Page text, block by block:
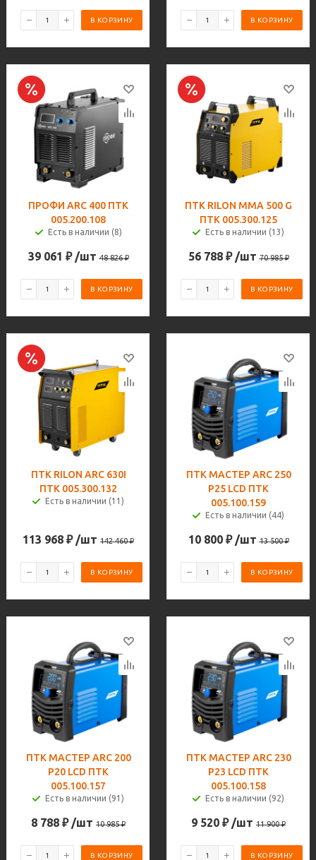
В КОРЗИНУ В КОРЗИНУ
ПРОФИ ARC 400 ПТК
005.200.108
Есть в наличии (8)
39 061 ₽ /шт 48 826₽
В КОРЗИНУ
ПТК RILON MMA 500 G
ПТК 005.300.125
Есть в наличии (13)
56 788₽ /шт 70 985₽
В КОРЗИНУ
ПТК RILON ARC 630I
ПТК 005.300.132
Есть в наличии (11)
113 968 ₽ /шт 142 460₽
В КОРЗИНУ
ПТК МАСТЕР ARC 250
P25 LCD ПТК
005.100.159
Есть в наличии (44)
10 800₽ /шт 13 500₽
В КОРЗИНУ
ПТК МАСТЕР ARC 200
P20 LCD ПТК
005.100.157
Есть в наличии (91)
8 788 ₽ /шт 10 985₽
В КОРЗИНУ
ПТК МАСТЕР ARC 230
P23 LCD ПТК
005.100.158
Есть в наличии (92)
9 520 ₽ /шт 11 900₽
В КОРЗИНУ